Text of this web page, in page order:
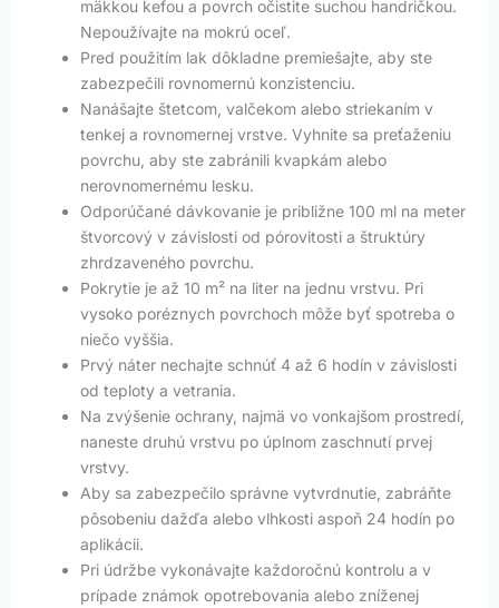
mäkkou kefou a povrch očistite suchou handričkou.
Nepoužívajte na mokrú oceľ.
Pred použitím lak dôkladne premiešajte, aby ste
zabezpečili rovnomernú konzistenciu.
Nanášajte štetcom, valčekom alebo striekaním v
tenkej a rovnomernej vrstve. Vyhnite sa preťaženiu
povrchu, aby ste zabránili kvapkám alebo
nerovnomernému lesku.
Odporúčané dávkovanie je približne 100 ml na meter
štvorcový v závislosti od pórovitosti a štruktúry
zhrdzaveného povrchu.
Pokrytie je až 10 m² na liter na jednu vrstvu. Pri
vysoko poréznych povrchoch môže byť spotreba o
niečo vyššia.
Prvý náter nechajte schnúť 4 až 6 hodín v závislosti
od teploty a vetrania.
Na zvýšenie ochrany, najmä vo vonkajšom prostredí,
naneste druhú vrstvu po úplnom zaschnutí prvej
vrstvy.
Aby sa zabezpečilo správne vytvrdnutie, zabráňte
pôsobeniu dažďa alebo vlhkosti aspoň 24 hodín po
aplikácii.
Pri údržbe vykonávajte každoročnú kontrolu a v
prípade známok opotrebovania alebo zníženej